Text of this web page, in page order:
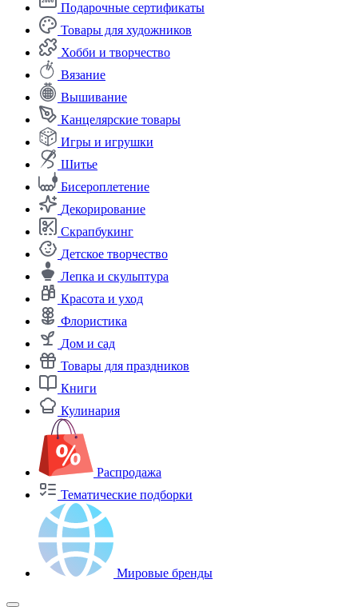
Подарочные сертификаты
Товары для художников
Хобби и творчество
Вязание
Вышивание
Канцелярские товары
Игры и игрушки
Шитье
Бисероплетение
Декорирование
Скрапбукинг
Детское творчество
Лепка и скульптура
Красота и уход
Флористика
Дом и сад
Товары для праздников
Книги
Кулинария
Распродажа
Тематические подборки
Мировые бренды